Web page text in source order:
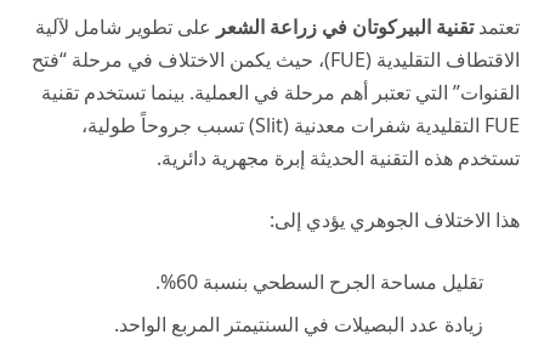
تعتمدتقنية البيركوتان في زراعة الشعر على تطوير شامل لآلية
الاقتطاف التقليدية (FUE)، حيث يكمن الاختلاف في مرحلة “فتح
القنوات” التي تعتبر أهم مرحلة في العملية. بينما تستخدم تقنية
FUE التقليدية شفرات معدنية (Slit) تسبب جروحاً طولية،
تستخدم هذه التقنية الحديثة إبرة مجهرية دائرية.
هذا الاختلاف الجوهري يؤدي إلى:
تقليل مساحة الجرح السطحي بنسبة 60%.
زيادة عدد البصيلات في السنتيمتر المربع الواحد.